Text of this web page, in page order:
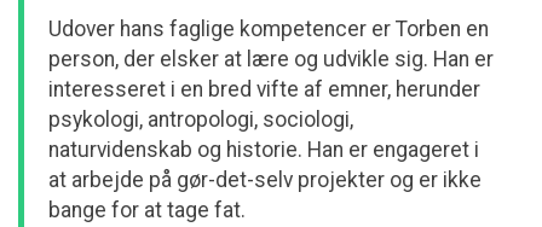
Udover hans faglige kompetencer er Torben en
person, der elsker at lære og udvikle sig. Han er
interesseret i en bred vifte af emner, herunder
psykologi, antropologi, sociologi,
naturvidenskab og historie. Han er engageret i
at arbejde på gør-det-selv projekter og er ikke
bange for at tage fat.